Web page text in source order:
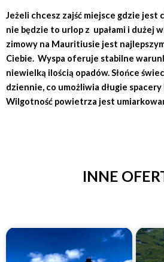
Jeżeli chcesz zajść miejsce gdzie jest
nie będzie to urlop z upałami i dużej
zimowy na Mauritiusie jest
Ciebie. Wyspa oferuje stabilne
niewielką ilością opadów. Słońce
dziennie, co umożliwia długie
Wilgotność powietrza jest
INNE